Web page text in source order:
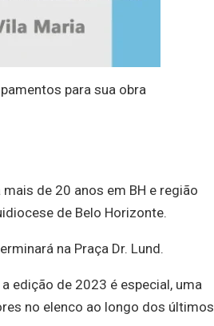
para sua obra
de 20 anos em BH e região
de Belo Horizonte.
na Praça Dr. Lund.
edição de 2023 é especial, uma
no elenco ao longo dos últimos